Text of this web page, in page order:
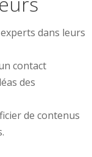
dans leurs
contact
des
de contenus